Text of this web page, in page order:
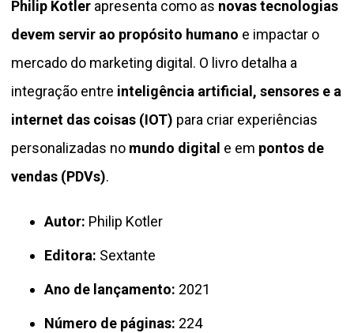
Philip Kotler apresenta como as novas tecnologias
devem servir ao propósito humano e impactar o
mercado do marketing digital. O livro detalha a
integração entre inteligência artificial, sensores e a
internet das coisas (IOT) para criar experiências
personalizadas no mundo digital e em pontos de
vendas (PDVs).
Autor: Philip Kotler
Editora: Sextante
Ano de lançamento: 2021
Número de páginas: 224